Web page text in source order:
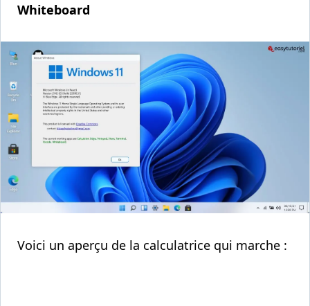
Whiteboard
Voici un aperçu de la calculatrice qui marche :